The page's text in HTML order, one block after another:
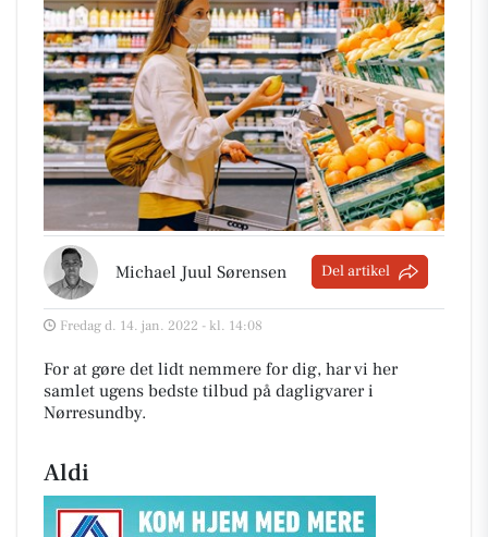
Michael Juul Sørensen Del artikel
Fredag d. 14. jan. 2022 - kl. 14:08
For at gøre det lidt nemmere for dig, har vi her
samlet ugens bedste tilbud på dagligvarer i
Nørresundby.
Aldi